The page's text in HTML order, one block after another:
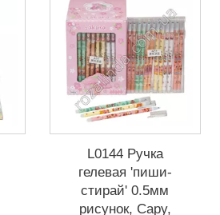
L0144 Ручка
гелевая 'пиши-
стирай' 0.5мм
рисунок, Capy,